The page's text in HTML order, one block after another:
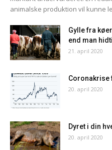
animalske produktion vil kunne
Gylle fra
end man
21. april 2020
Coronakrise
20. april 2020
Dyret i din
20. april 2020